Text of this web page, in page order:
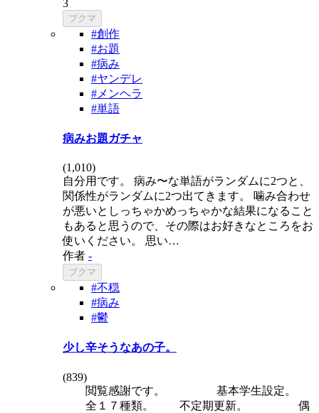
3
ブクマ
#創作
#お題
#病み
#ヤンデレ
#メンヘラ
#単語
病みお題ガチャ
(1,010)
自分用です。 病み〜な単語がランダムに2つと、
関係性がランダムに2つ出てきます。 噛み合わせ
が悪いとしっちゃかめっちゃかな結果になること
もあると思うので、その際はお好きなところをお
使いください。 思い…
作者 -
ブクマ
#不穏
#病み
#鬱
少し辛そうなあの子。
(839)
閲覧感謝です。 基本学生設定。
全１７種類。 不定期更新。 偶